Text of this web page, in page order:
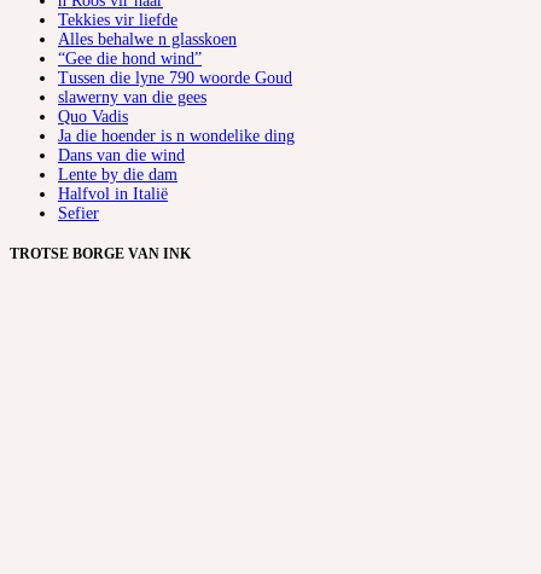
Tekkies vir liefde
Alles behalwe n glasskoen
“Gee die hond wind”
Tussen die lyne 790 woorde Goud
slawerny van die gees
Quo Vadis
Ja die hoender is n wondelike ding
Dans van die wind
Lente by die dam
Halfvol in Italië
Sefier
TROTSE BORGE VAN INK